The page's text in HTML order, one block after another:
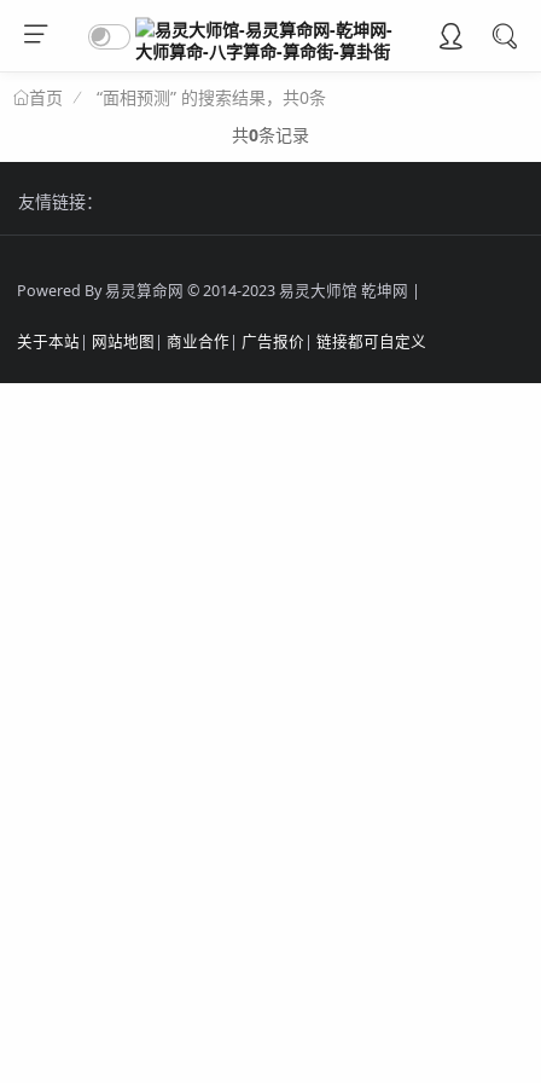
首页
“面相预测” 的搜索结果，共0条
共0条记录
友情链接：
Powered By 易灵算命网 © 2014-2023 易灵大师馆 乾坤网 |
关于本站 | 网站地图 | 商业合作 | 广告报价 | 链接都可自定义